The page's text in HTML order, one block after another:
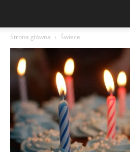
Strona główna Świece